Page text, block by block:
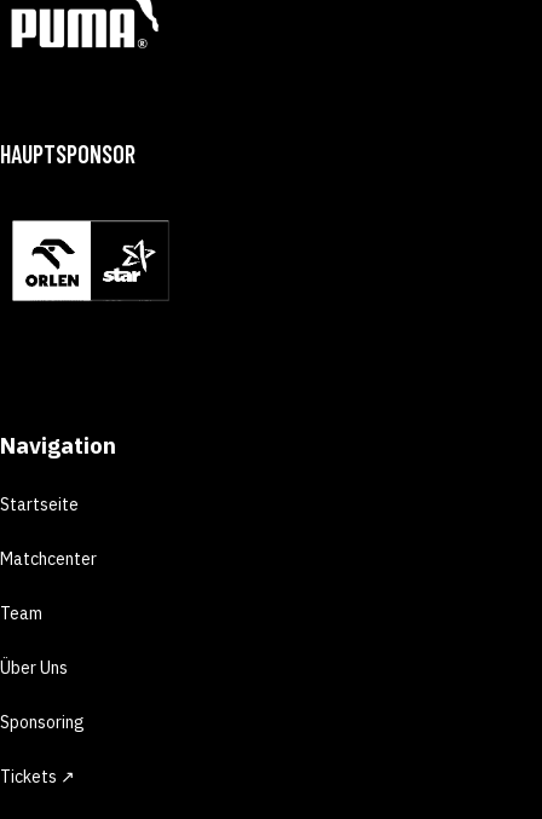
HAUPTSPONSOR
Navigation
Startseite
Matchcenter
Team
Über Uns
Sponsoring
Tickets ↗